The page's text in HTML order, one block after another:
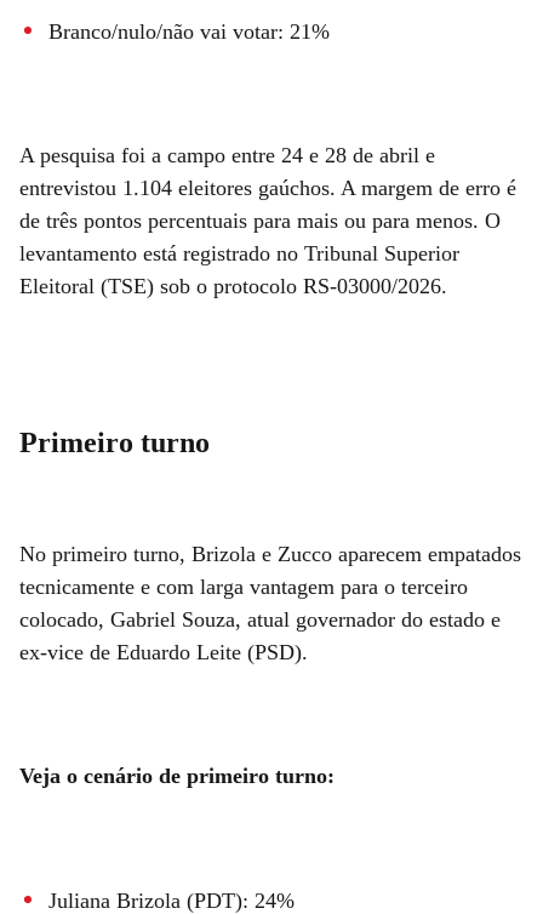
Branco/nulo/não vai votar: 21%
A pesquisa foi a campo entre 24 e 28 de abril e
entrevistou 1.104 eleitores gaúchos. A margem de erro é
de três pontos percentuais para mais ou para menos. O
levantamento está registrado no Tribunal Superior
Eleitoral (TSE) sob o protocolo RS-03000/2026.
Primeiro turno
No primeiro turno, Brizola e Zucco aparecem empatados
tecnicamente e com larga vantagem para o terceiro
colocado, Gabriel Souza, atual governador do estado e
ex-vice de Eduardo Leite (PSD).
Veja o cenário de primeiro turno:
Juliana Brizola (PDT): 24%